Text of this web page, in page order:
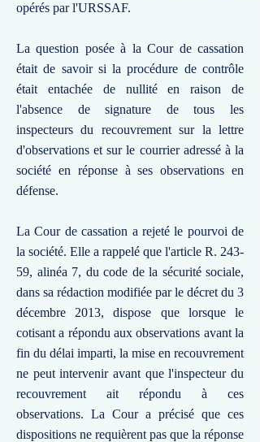
opérés par l'URSSAF.
La question posée à la Cour de cassation
était de savoir si la procédure de contrôle
était entachée de nullité en raison de
l'absence de signature de tous les
inspecteurs du recouvrement sur la lettre
d'observations et sur le courrier adressé à la
société en réponse à ses observations en
défense.
La Cour de cassation a rejeté le pourvoi de
la société. Elle a rappelé que l'article R. 243-
59, alinéa 7, du code de la sécurité sociale,
dans sa rédaction modifiée par le décret du 3
décembre 2013, dispose que lorsque le
cotisant a répondu aux observations avant la
fin du délai imparti, la mise en recouvrement
ne peut intervenir avant que l'inspecteur du
recouvrement ait répondu à ces
observations. La Cour a précisé que ces
dispositions ne requièrent pas que la réponse